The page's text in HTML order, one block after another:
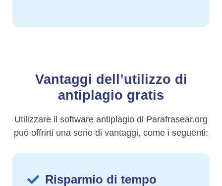
Vantaggi dell’utilizzo di
antiplagio gratis
Utilizzare il software antiplagio di Parafrasear.org
può offrirti una serie di vantaggi, come i seguenti:
Risparmio di tempo